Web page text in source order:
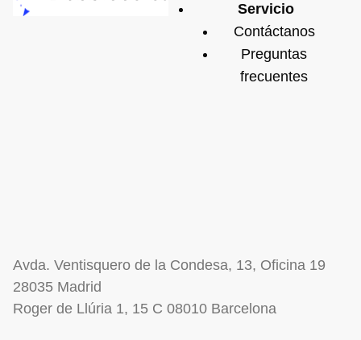
Servicio
Contáctanos
Preguntas
frecuentes
Avda. Ventisquero de la Condesa, 13, Oficina 19
28035 Madrid
Roger de Llúria 1, 15 C 08010 Barcelona